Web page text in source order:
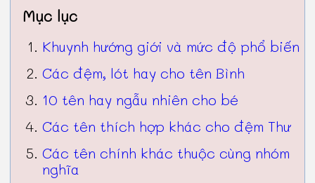
Mục lục
Khuynh hướng giới và mức độ phổ biến
Các đệm, lót hay cho tên Bình
10 tên hay ngẫu nhiên cho bé
Các tên thích hợp khác cho đệm Thư
Các tên chính khác thuộc cùng nhóm
nghĩa